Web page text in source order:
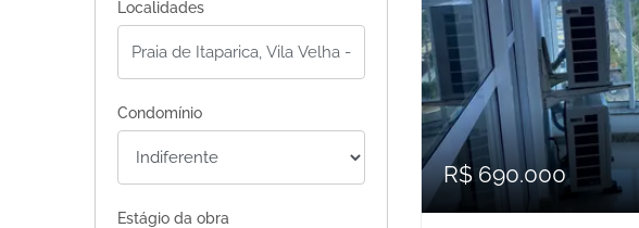
Localidades
Condomínio
Estágio da obra
R$ 690.000